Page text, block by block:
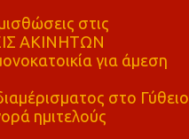
στις
ΑΚΙΝΗΤΩΝ
για άμεση
στο Γύθειο
ημιτελούς